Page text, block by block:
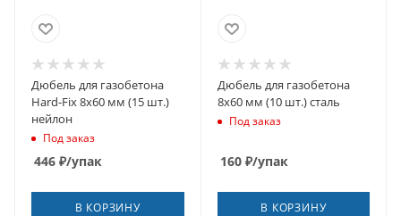
Дюбель для газобетона
Hard-Fix 8x60 мм (15 шт.)
нейлон
Под заказ
446 ₽/упак
В КОРЗИНУ
Дюбель для газобетона
8x60 мм (10 шт.) сталь
Под заказ
160₽/упак
В КОРЗИНУ